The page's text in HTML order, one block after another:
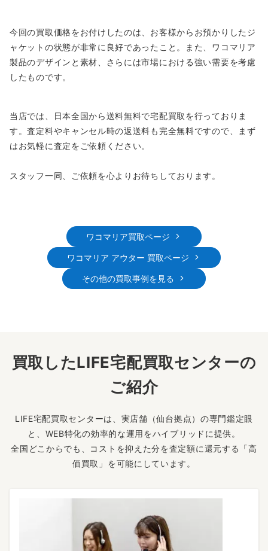
今回の買取価格をお付けしたのは、お客様からお預かりしたジ
ャケットの状態が非常に良好であったこと。また、ワコマリア
製品のデザインと素材、さらには市場における強い需要を考慮
したものです。
当店では、日本全国から送料無料で宅配買取を行っておりま
す。査定料やキャンセル時の返送料も完全無料ですので、まず
はお気軽に査定をご依頼ください。
スタッフ一同、ご依頼を心よりお待ちしております。
ワコマリア買取ページ
ワコマリア アウター 買取ページ
その他の買取事例を見る
買取したLIFE宅配買取センターの
ご紹介
LIFE宅配買取センターは、実店舗（仙台拠点）の専門鑑定眼
と、WEB特化の効率的な運用をハイブリッドに提供。
全国どこからでも、コストを抑えた分を査定額に還元する「高
価買取」を可能にしています。